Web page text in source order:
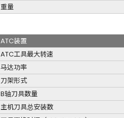
重量
ATC装置
ATC工具最大转速
马达功率
刀架形式
B轴刀具数量
主机刀具总安装数